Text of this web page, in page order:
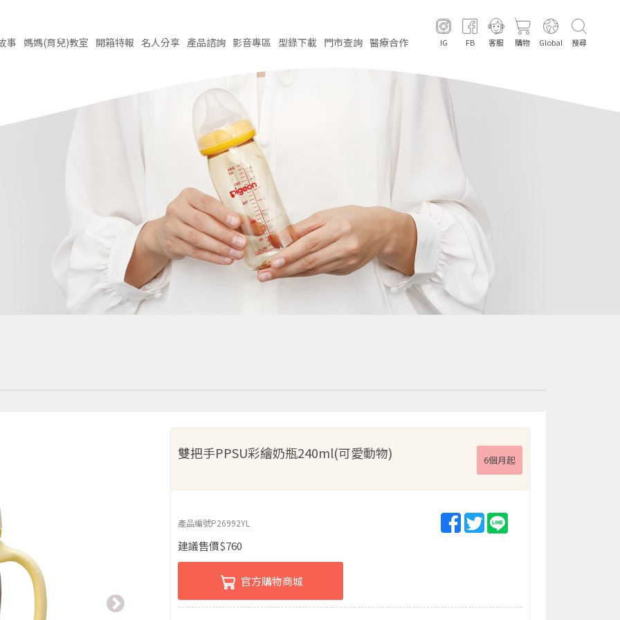
事 媽媽(育兒)教室 開箱特報 名人分享 產品諮詢 影音專區 型錄下載 門市查詢 醫療合作 IG FB 客服 購物 Global 搜尋
雙把手PPSU彩繪奶瓶240ml(可愛動物) 6個月起
產品編號P26992YL
建議售價$760
官方購物商城